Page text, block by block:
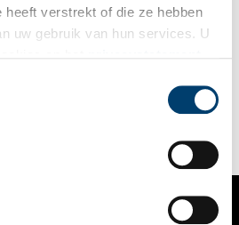
heeft verstrekt of die ze hebben
uw gebruik van hun services. U
verzet
geeft Oneindig Noord-
van de meest
een Sinterklaaspak, deze maand